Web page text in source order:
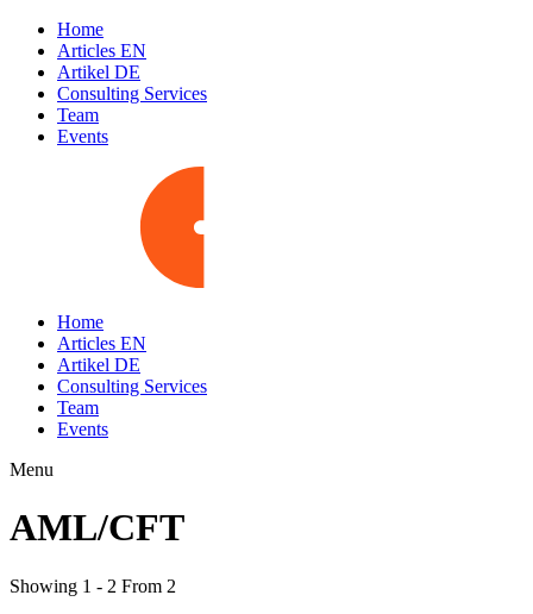
Home
Articles EN
Artikel DE
Consulting Services
Team
Events
Home
Articles EN
Artikel DE
Consulting Services
Team
Events
Menu
AML/CFT
Showing 1 - 2 From 2